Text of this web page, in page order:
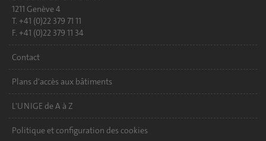
1211 Genève 4
T. +41 (0)22 379 71 11
F. +41 (0)22 379 11 34
Contact
Plans d'accès aux bâtiments
L'UNIGE de A à Z
Politique et configuration des cookies